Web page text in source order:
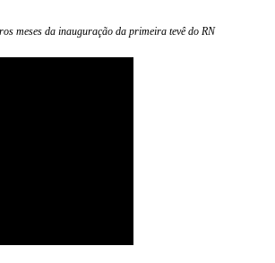
meses da inauguração da primeira tevê do RN